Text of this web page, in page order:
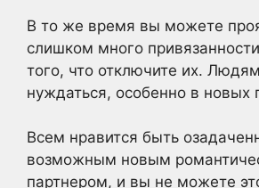
В то же время вы можете
слишком много
того, что отключите их.
нуждаться, особенно в новых
Всем нравится быть
возможным новым
партнером, и вы не можете